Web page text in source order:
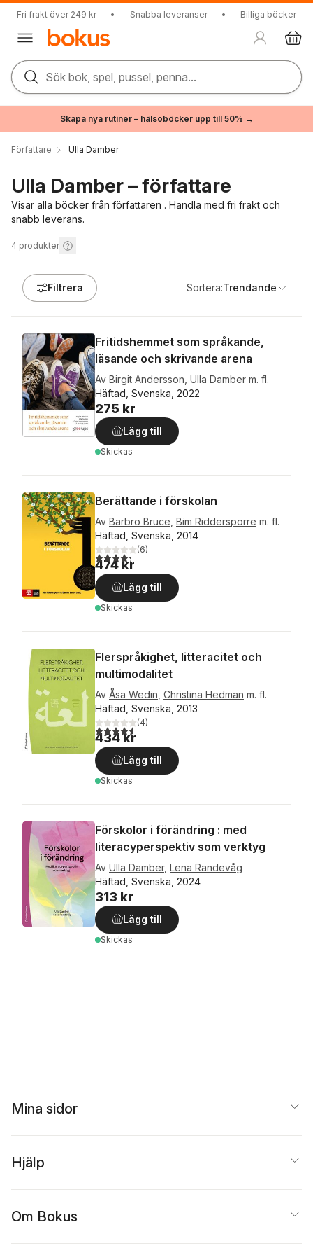
Fri frakt över 249 kr • Snabba leveranser • Billiga böcker
Sök bok, spel, pussel, penna...
Skapa nya rutiner – hälsoböcker upp till 50% →
Författare Ulla Damber
Ulla Damber – författare
Visar alla böcker från författaren . Handla med fri frakt och
snabb leverans.
4 produkter
Filtrera Sortera:Trendande
Fritidshemmet som språkande,
läsande och skrivande arena
Av Birgit Andersson Ulla Damber m. fl.
Häftad, Svenska, 2022
275 kr
Lägg till
Skickas
Berättande i förskolan
Av Barbro Bruce Bim Riddersporre m. fl.
Häftad, Svenska, 2014
4,3utav 5 stjärnor. Totalt antal röster:
(6)
474 kr
Lägg till
Skickas
Flerspråkighet, litteracitet och
multimodalitet
Av Åsa Wedin Christina Hedman m. fl.
Häftad, Svenska, 2013
4,5utav 5 stjärnor. Totalt antal röster:
(4)
434 kr
Lägg till
Skickas
Förskolor i förändring : med
literacyperspektiv som verktyg
Av Ulla Damber, Lena Randevåg
Häftad, Svenska, 2024
313 kr
Lägg till
Skickas
Mina sidor
Hjälp
Om Bokus